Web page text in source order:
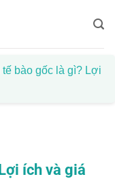
tế bào gốc là gì? Lợi
ích và giá